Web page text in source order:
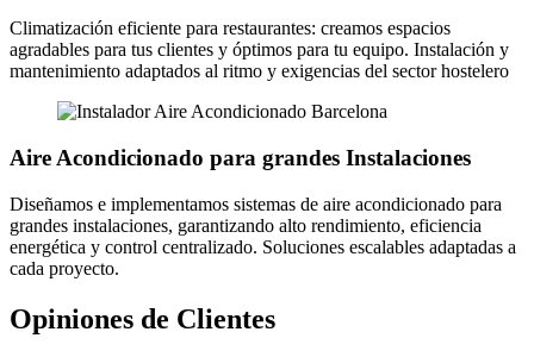
Climatización eficiente para restaurantes: creamos espacios
agradables para tus clientes y óptimos para tu equipo. Instalación y
mantenimiento adaptados al ritmo y exigencias del sector hostelero
Aire Acondicionado para grandes Instalaciones
Diseñamos e implementamos sistemas de aire acondicionado para
grandes instalaciones, garantizando alto rendimiento, eficiencia
energética y control centralizado. Soluciones escalables adaptadas a
cada proyecto.
Opiniones de Clientes